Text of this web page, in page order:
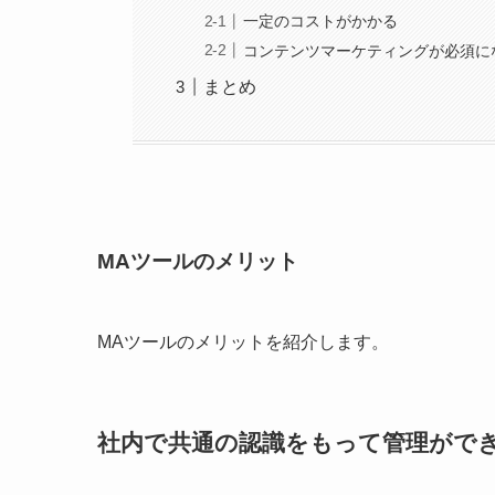
一定のコストがかかる
コンテンツマーケティングが必須に
まとめ
MAツールのメリット
MAツールのメリットを紹介します。
社内で共通の認識をもって管理がで